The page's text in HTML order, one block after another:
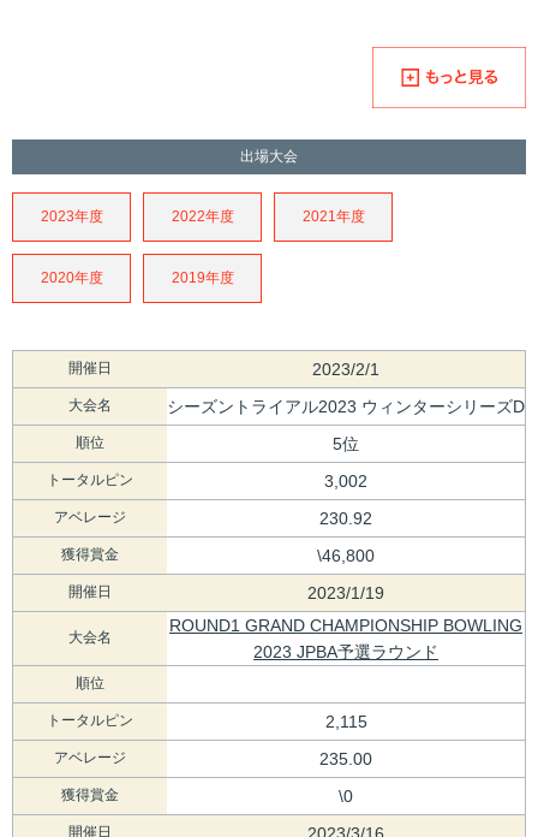
出場大会
2023年度 2022年度 2021年度
2020年度 2019年度
開催日 2023/2/1
大会名 シーズントライアル2023 ウィンターシリーズD
順位 5位
トータルピン 3,002
アベレージ 230.92
獲得賞金 \46,800
開催日 2023/1/19
大会名
ROUND1 GRAND CHAMPIONSHIP BOWLING
2023 JPBA予選ラウンド
順位
トータルピン 2,115
アベレージ 235.00
獲得賞金 \0
開催日 2023/3/16